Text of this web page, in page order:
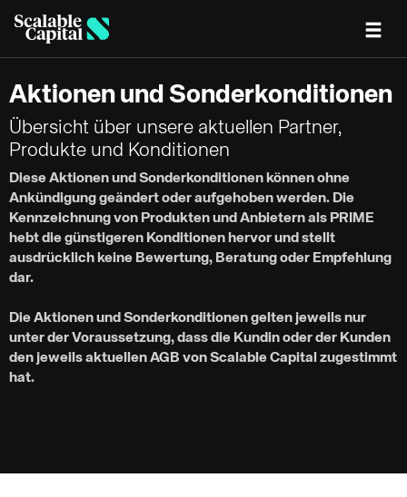
Aktionen und Sonderkonditionen
Übersicht über unsere aktuellen Partner,
Produkte und Konditionen
Diese Aktionen und Sonderkonditionen können ohne
Ankündigung geändert oder aufgehoben werden. Die
Kennzeichnung von Produkten und Anbietern als PRIME
hebt die günstigeren Konditionen hervor und stellt
ausdrücklich keine Bewertung, Beratung oder Empfehlung
dar.
Die Aktionen und Sonderkonditionen gelten jeweils nur
unter der Voraussetzung, dass die Kundin oder der Kunden
den jeweils aktuellen AGB von Scalable Capital zugestimmt
hat.